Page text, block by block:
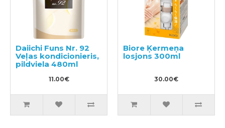
Daiichi Funs Nr. 92
Veļas kondicionieris,
pildviela 480ml
11.00€
Biore Ķermeņa
losjons 300ml
30.00€